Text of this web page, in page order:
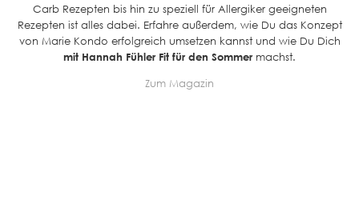
Carb Rezepten bis hin zu speziell für Allergiker geeigneten
Rezepten ist alles dabei. Erfahre außerdem, wie Du das Konzept
von Marie Kondo erfolgreich umsetzen kannst und wie Du Dich
mit Hannah Fühler Fit für den Sommer machst.
Zum Magazin